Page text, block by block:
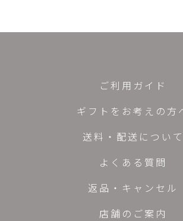
ご利用ガイド
ギフトをお考えの方
送料・配送について
よくある質問
返品・キャンセル
店舗のご案内